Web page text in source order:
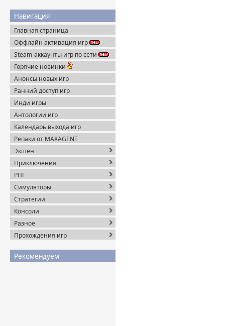
Навигация
Главная страница
Оффлайн активация игр
Steam-аккаунты игр по сети
Горячие новинки
Анонсы новых игр
Ранний доступ игр
Инди игры
Антологии игр
Календарь выхода игр
Репаки от MAXAGENT
Экшен
Приключения
РПГ
Симуляторы
Стратегии
Консоли
Разное
Прохождения игр
Рекомендуем